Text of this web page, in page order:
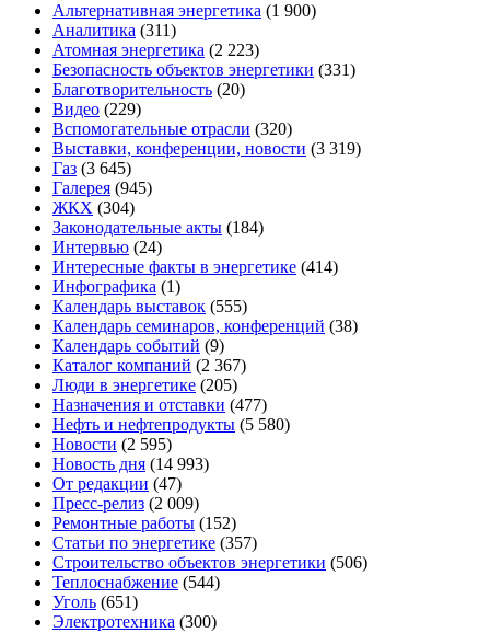
Альтернативная энергетика (1 900)
Аналитика (311)
Атомная энергетика (2 223)
Безопасность объектов энергетики (331)
Благотворительность (20)
Видео (229)
Вспомогательные отрасли (320)
Выставки, конференции, новости (3 319)
Газ (3 645)
Галерея (945)
ЖКХ (304)
Законодательные акты (184)
Интервью (24)
Интересные факты в энергетике (414)
Инфографика (1)
Календарь выставок (555)
Календарь семинаров, конференций (38)
Календарь событий (9)
Каталог компаний (2 367)
Люди в энергетике (205)
Назначения и отставки (477)
Нефть и нефтепродукты (5 580)
Новости (2 595)
Новость дня (14 993)
От редакции (47)
Пресс-релиз (2 009)
Ремонтные работы (152)
Статьи по энергетике (357)
Строительство объектов энергетики (506)
Теплоснабжение (544)
Уголь (651)
Электротехника (300)